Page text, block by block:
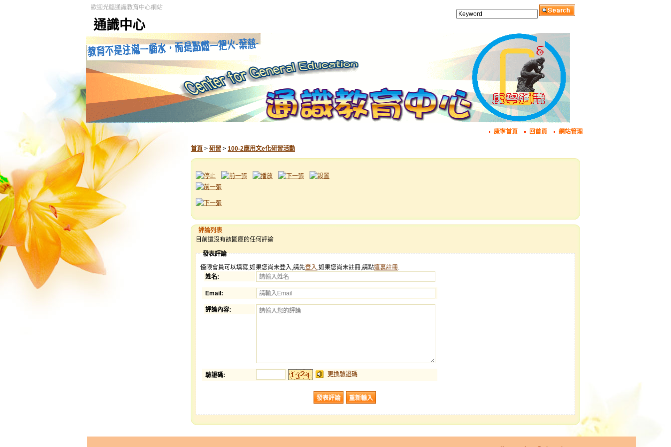
通識中心
歡迎光臨通識教育中心網站
康寧首頁 回首頁 網站管理
首頁 > 研習 > 100-2應用文e化研習活動
評論列表
目前還沒有該圖庫的任何評論
發表評論
僅限會員可以填寫,如果您尚未登入,請先登入,如果您尚未註冊,請點這裏註冊.
姓名:
Email:
評論內容:
驗證碼: 更換驗證碼